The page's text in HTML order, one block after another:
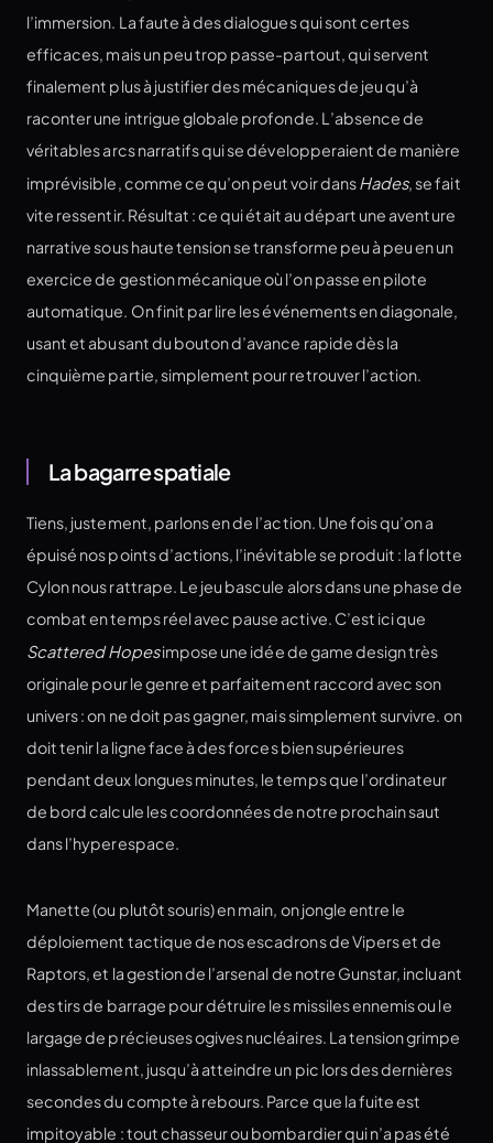
l’immersion. La faute à des dialogues qui sont certes
efficaces, mais un peu trop passe-partout, qui servent
finalement plus à justifier des mécaniques de jeu qu’à
raconter une intrigue globale profonde. L’absence de
véritables arcs narratifs qui se développeraient de manière
imprévisible, comme ce qu’on peut voir dansHades, se fait
vite ressentir. Résultat : ce qui était au départ une aventure
narrative sous haute tension se transforme peu à peu en un
exercice de gestion mécanique où l’on passe en pilote
automatique. On finit par lire les événements en diagonale,
usant et abusant du bouton d’avance rapide dès la
cinquième partie, simplement pour retrouver l’action.
La bagarre spatiale
Tiens, justement, parlons en de l’action. Une fois qu’on a
épuisé nos points d’actions, l’inévitable se produit : la flotte
Cylon nous rattrape. Le jeu bascule alors dans une phase de
combat en temps réel avec pause active. C’est ici que
Scattered Hopesimpose une idée de game design très
originale pour le genre et parfaitement raccord avec son
univers : on ne doit pas gagner, mais simplement survivre. on
doit tenir la ligne face à des forces bien supérieures
pendant deux longues minutes, le temps que l’ordinateur
de bord calcule les coordonnées de notre prochain saut
dans l’hyperespace.
Manette (ou plutôt souris) en main, on jongle entre le
déploiement tactique de nos escadrons de Vipers et de
Raptors, et la gestion de l’arsenal de notre Gunstar, incluant
des tirs de barrage pour détruire les missiles ennemis ou le
largage de précieuses ogives nucléaires. La tension grimpe
inlassablement, jusqu’à atteindre un pic lors des dernières
secondes du compte à rebours. Parce que la fuite est
impitoyable : tout chasseur ou bombardier qui n’a pas été